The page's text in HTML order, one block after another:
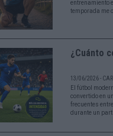
entrenamiento
temporada me
¿Cuánto
13/06/2026 -
El fútbol
convertido en
frecuentes
durante un